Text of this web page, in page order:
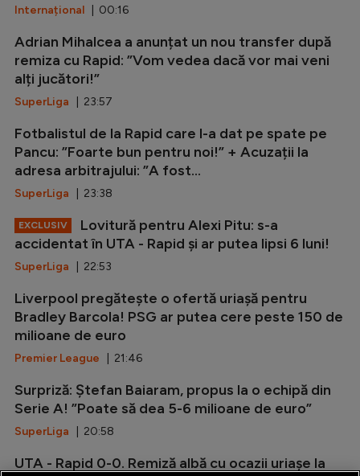
Internațional | 00:16
Adrian Mihalcea a anunțat un nou transfer după
remiza cu Rapid: ”Vom vedea dacă vor mai veni
alți jucători!”
SuperLiga | 23:57
Fotbalistul de la Rapid care l-a dat pe spate pe
Pancu: ”Foarte bun pentru noi!” + Acuzații la
adresa arbitrajului: ”A fost...
SuperLiga | 23:38
EXCLUSIV
Lovitură pentru Alexi Pitu: s-a
accidentat în UTA - Rapid și ar putea lipsi 6 luni!
SuperLiga | 22:53
Liverpool pregătește o ofertă uriașă pentru
Bradley Barcola! PSG ar putea cere peste 150 de
milioane de euro
Premier League | 21:46
Surpriză: Ștefan Baiaram, propus la o echipă din
Serie A! ”Poate să dea 5-6 milioane de euro”
SuperLiga | 20:58
UTA - Rapid 0-0. Remiză albă cu ocazii uriașe la